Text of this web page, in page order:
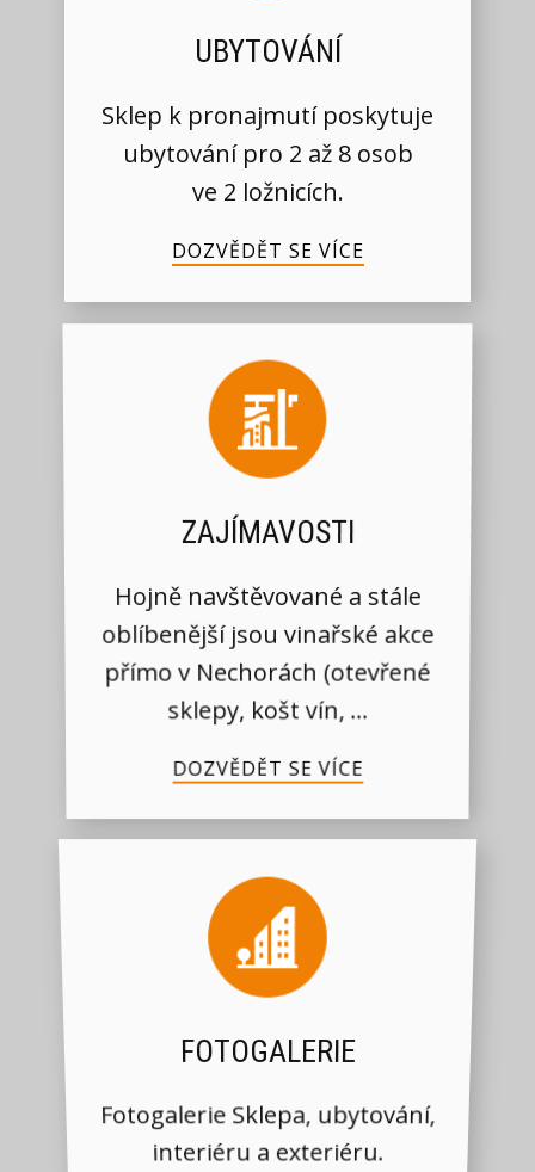
UBYTOVÁNÍ
Sklep k pronajmutí poskytuje
ubytování pro 2 až 8 osob
ve 2 ložnicích.
DOZVĚDĚT SE VÍCE
ZAJÍMAVOSTI
Hojně navštěvované a stále
oblíbenější jsou vinařské akce
přímo v Nechorách (otevřené
sklepy, košt vín, ...
DOZVĚDĚT SE VÍCE
FOTOGALERIE
Fotogalerie Sklepa, ubytování,
interiéru a exteriéru.